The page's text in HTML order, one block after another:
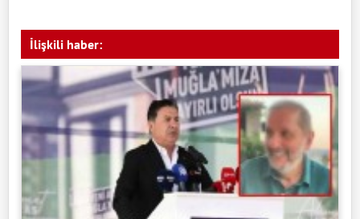
İlişkili haber: